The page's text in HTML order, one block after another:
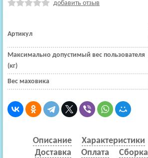
добавить отзыв
Артикул
Максимально допустимый вес пользователя
(кг)
Вес маховика
Описание Характеристики
Доставка
Оплата Сборка